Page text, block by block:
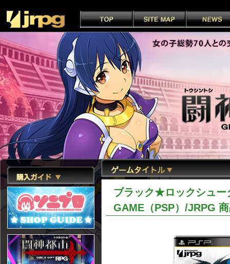
ブラック★ロックシュー
GAME（PSP）/JRPG